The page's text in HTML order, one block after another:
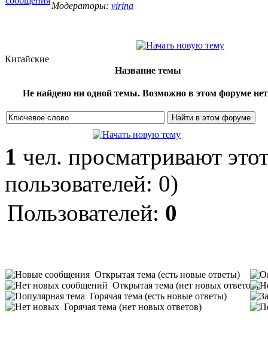
Модераторы: virina
Китайские
Название темы
Не найдено ни одной темы. Возможно в этом форуме
1 чел. просматривают
пользователей: 0)
Пользователей: 0
Открытая тема (есть новые ответы)
Открытая тема (нет новых ответов)
Горячая тема (есть новые ответы)
Горячая тема (нет новых ответов)